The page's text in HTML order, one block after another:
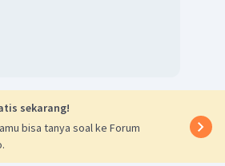
sekarang!
bisa tanya soal ke Forum